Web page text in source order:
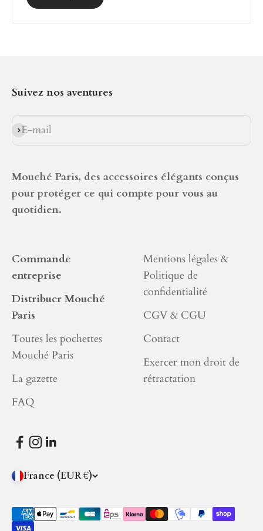
Suivez nos aventures
E-mail
S'inscrire
Mouché Paris, des accessoires élégants conçus
pour protéger ce qui compte pour vous au
quotidien.
Commande
entreprise
Distribuer Mouché
Paris
Toutes les pochettes
Mouché Paris
La gazette
FAQ
Mentions légales &
Politique de
confidentialité
CGV & CGU
Contact
Exercer mon droit de
rétractation
France (EUR €)